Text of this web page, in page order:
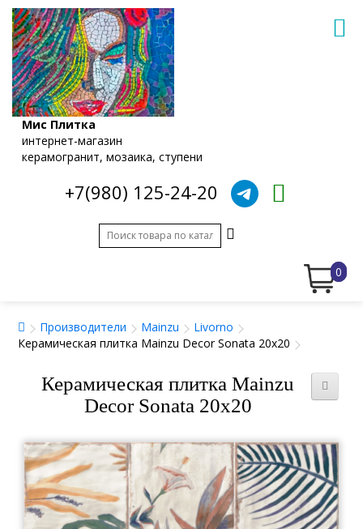
Мис Плитка
интернет-магазин
керамогранит, мозаика, ступени
+7(980) 125-24-20
0
Производители Mainzu
Livorno
Керамическая плитка Mainzu Decor Sonata 20x20
Керамическая плитка Mainzu
Decor Sonata 20x20